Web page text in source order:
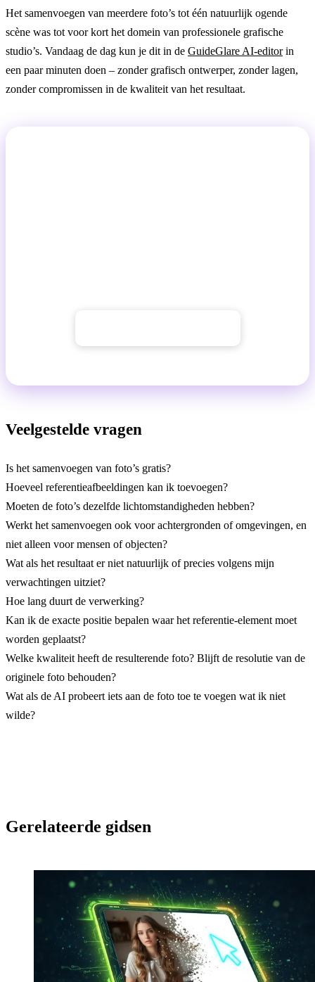
Het samenvoegen van meerdere foto’s tot één natuurlijk ogende
scène was tot voor kort het domein van professionele grafische
studio’s. Vandaag de dag kun je dit in de GuideGlare AI-editorin
een paar minuten doen – zonder grafisch ontwerper, zonder lagen,
zonder compromissen in de kwaliteit van het resultaat.
Veelgestelde vragen
Is het samenvoegen van foto’s gratis?
Hoeveel referentieafbeeldingen kan ik toevoegen?
Moeten de foto’s dezelfde lichtomstandigheden hebben?
Werkt het samenvoegen ook voor achtergronden of omgevingen, en
niet alleen voor mensen of objecten?
Wat als het resultaat er niet natuurlijk of precies volgens mijn
verwachtingen uitziet?
Hoe lang duurt de verwerking?
Kan ik de exacte positie bepalen waar het referentie-element moet
worden geplaatst?
Welke kwaliteit heeft de resulterende foto? Blijft de resolutie van de
originele foto behouden?
Wat als de AI probeert iets aan de foto toe te voegen wat ik niet
wilde?
Gerelateerde gidsen